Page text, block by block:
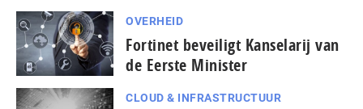
OVERHEID
Fortinet beveiligt Kanselarij van
de Eerste Minister
CLOUD & INFRASTRUCTUUR